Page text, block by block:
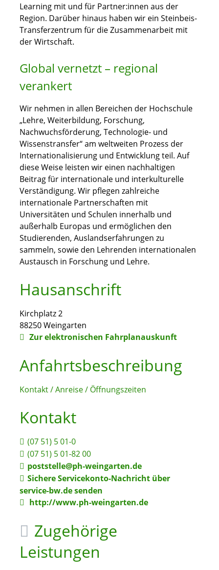
Learning mit und für Partner:innen aus der
Region. Darüber hinaus haben wir ein Steinbeis-
Transferzentrum für die Zusammenarbeit mit
der Wirtschaft.
Global vernetzt – regional
verankert
Wir nehmen in allen Bereichen der Hochschule
„Lehre, Weiterbildung, Forschung,
Nachwuchsförderung, Technologie- und
Wissenstransfer“ am weltweiten Prozess der
Internationalisierung und Entwicklung teil. Auf
diese Weise leisten wir einen nachhaltigen
Beitrag für internationale und interkulturelle
Verständigung. Wir pflegen zahlreiche
internationale Partnerschaften mit
Universitäten und Schulen innerhalb und
außerhalb Europas und ermöglichen den
Studierenden, Auslandserfahrungen zu
sammeln, sowie den Lehrenden internationalen
Austausch in Forschung und Lehre.
Hausanschrift
Kirchplatz 2
88250Weingarten
Zur elektronischen Fahrplanauskunft
Anfahrtsbeschreibung
Kontakt / Anreise / Öffnungszeiten
Kontakt
(07 51) 5 01-0
(07 51) 5 01-82 00
poststelle@ph-weingarten.de
Sichere Servicekonto-Nachricht über
service-bw.de senden
http://www.ph-weingarten.de
Zugehörige
Leistungen